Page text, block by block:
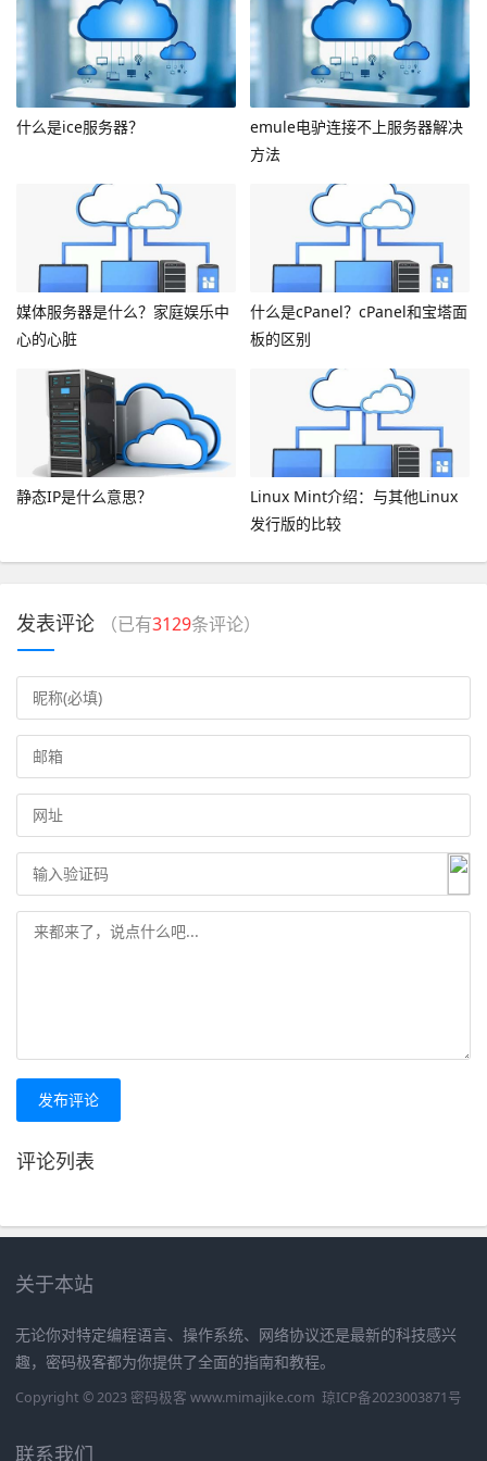
什么是ice服务器？
emule电驴连接不上服务器解决
方法
媒体服务器是什么？家庭娱乐中
心的心脏
什么是cPanel？cPanel和宝塔面
板的区别
静态IP是什么意思？
Linux Mint介绍：与其他Linux
发行版的比较
发表评论 （已有3129条评论）
发布评论
评论列表
关于本站
无论你对特定编程语言、操作系统、网络协议还是最新的科技感兴
趣，密码极客都为你提供了全面的指南和教程。
Copyright © 2023 密码极客 www.mimajike.com 琼ICP备2023003871号
联系我们